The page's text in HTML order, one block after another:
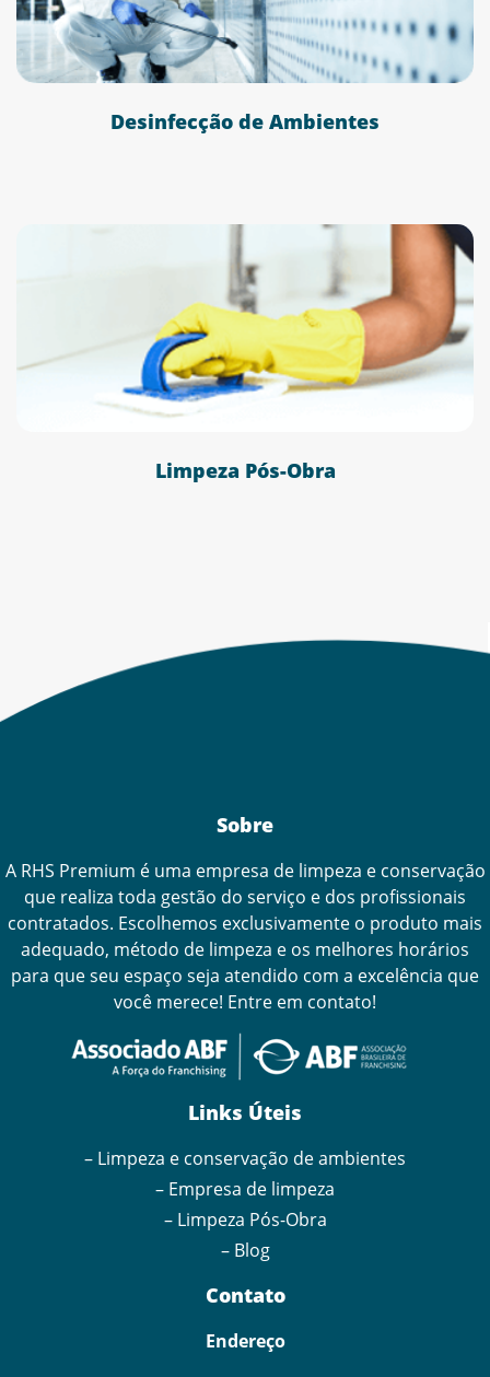
Desinfecção de Ambientes
Limpeza Pós-Obra
Sobre
A RHS Premium é uma empresa de limpeza e conservação
que realiza toda gestão do serviço e dos profissionais
contratados. Escolhemos exclusivamente o produto mais
adequado, método de limpeza e os melhores horários
para que seu espaço seja atendido com a excelência que
você merece! Entre em contato!
Links Úteis
– Limpeza e conservação de ambientes
– Empresa de limpeza
– Limpeza Pós-Obra
– Blog
Contato
Endereço